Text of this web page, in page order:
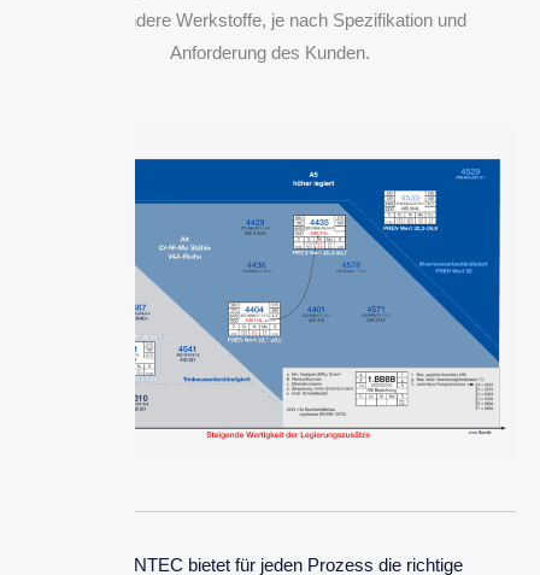
auch andere Werkstoffe, je nach Spezifikation und
Anforderung des Kunden.
BOLZ INTEC bietet für jeden Prozess die richtige